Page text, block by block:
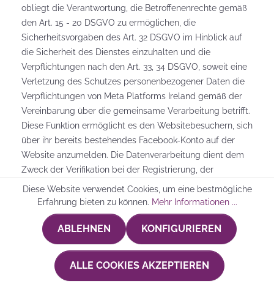
obliegt die Verantwortung, die Betroffenenrechte gemäß
den Art. 15 - 20 DSGVO zu ermöglichen, die
Sicherheitsvorgaben des Art. 32 DSGVO im Hinblick auf
die Sicherheit des Dienstes einzuhalten und die
Verpflichtungen nach den Art. 33, 34 DSGVO, soweit eine
Verletzung des Schutzes personenbezogener Daten die
Verpflichtungen von Meta Platforms Ireland gemäß der
Vereinbarung über die gemeinsame Verarbeitung betrifft.
Diese Funktion ermöglicht es den Websitebesuchern, sich
über ihr bereits bestehendes Facebook-Konto auf der
Website anzumelden. Die Datenverarbeitung dient dem
Zweck der Verifikation bei der Registrierung, der
Personalisierung sowie der interessenbezogenen
Werbeansprache.
Um die Funktion auf der Website anzubieten, wird eine
Verbindung zum Facebook-Server aufgebaut. Hierfür
werden Cookies eingesetzt. Dabei können u. a. folgende
Informationen erhoben und an Facebook übermittelt
werden: IP-Adresse, Browserinformationen, Referrer-URL
Diese Website verwendet Cookies, um eine bestmögliche
Erfahrung bieten zu können. Mehr Informationen ...
ABLEHNEN KONFIGURIEREN
ALLE COOKIES AKZEPTIEREN